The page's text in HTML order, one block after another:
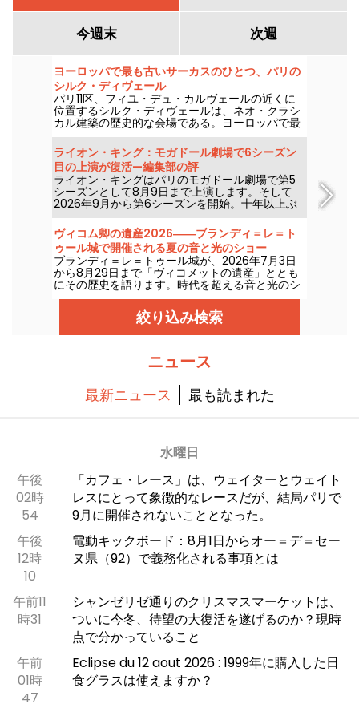
今週末 次週
ヨーロッパで最も古いサーカスのひとつ、パリの
シルク・ディヴェール
パリ11区、フィユ・デュ・カルヴェールの近くに
位置するシルク・ディヴェールは、ネオ・クラシ
カル建築の歴史的な会場である。ヨーロッパで最
も古い常設サーカスのひとつで、家族連れを楽し
ませるサーカス芸術を披露し続けている。
ライオン・キング：モガドール劇場で6シーズン
目の上演が復活—編集部の評
ライオン・キングはパリのモガドール劇場で第5
シーズンとして8月9日まで上演します。そして
2026年9月から第6シーズンを開始。十年以上ぶ
りとなるこのパリの劇場での公演再開です。現地
で観てきました。詳報します！
ヴィコム卿の遺産2026――ブランディ＝レ＝ト
ゥール城で開催される夏の音と光のショー
ブランディ＝レ＝トゥール城が、2026年7月3日
から8月29日まで「ヴィコメットの遺産」ととも
にその歴史を語ります。時代を超える音と光のシ
ョーで、この中世の城を新たに発見してくださ
い。私たちはその魅力を取材してきました。ここ
では、その一部をご紹介します。
絞り込み検索
ニュース
最新ニュース 最も読まれた
水曜日
午後
02時
54
「カフェ・レース」は、ウェイターとウェイト
レスにとって象徴的なレースだが、結局パリで
9月に開催されないこととなった。
午後
12時
10
電動キックボード：8月1日からオー＝デ＝セー
ヌ県（92）で義務化される事項とは
午前11
時31
シャンゼリゼ通りのクリスマスマーケットは、
ついに今冬、待望の大復活を遂げるのか？現時
点で分かっていること
午前
01時
47
Eclipse du 12 aout 2026 : 1999年に購入した日
食グラスは使えますか？